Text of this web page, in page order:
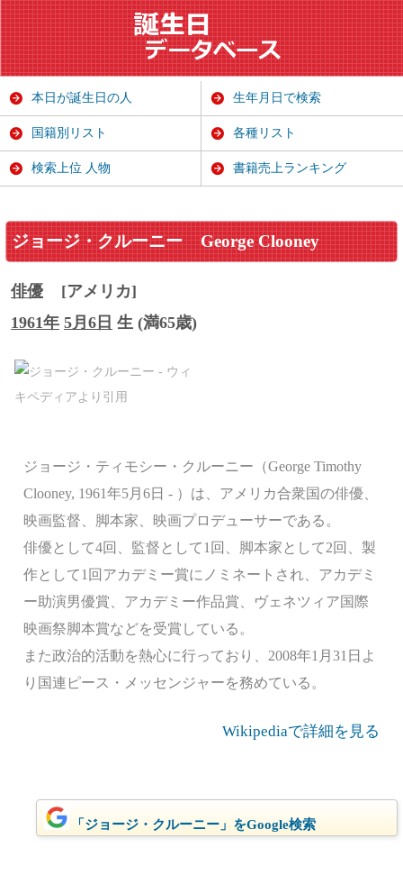
ジョージ・クルーニー George Clooney
俳優
[アメリカ]
1961年 5月6日 生 (満65歳)
ジョージ・ティモシー・クルーニー（George Timothy
Clooney, 1961年5月6日 - ）は、アメリカ合衆国の俳優、
映画監督、脚本家、映画プロデューサーである。
俳優として4回、監督として1回、脚本家として2回、製
作として1回アカデミー賞にノミネートされ、アカデミ
ー助演男優賞、アカデミー作品賞、ヴェネツィア国際
映画祭脚本賞などを受賞している。
また政治的活動を熱心に行っており、2008年1月31日よ
り国連ピース・メッセンジャーを務めている。
Wikipediaで詳細を見る
「ジョージ・クルーニー」をGoogle検索
本日が誕生日の人 生年月日で検索
国籍別リスト 各種リスト
検索上位 人物 書籍売上ランキング